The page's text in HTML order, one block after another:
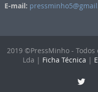
E-mail:
2019 ©PressMinho -
Lda | Ficha Técnica |